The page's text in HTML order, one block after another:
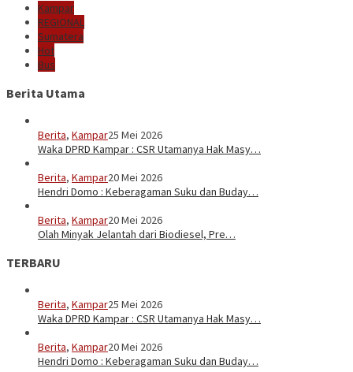
Kampar
REGIONAL
Sumatera
Hot
Bus
Berita Utama
Berita, Kampar25 Mei 2026
Waka DPRD Kampar : CSR Utamanya Hak Masy…
Berita, Kampar20 Mei 2026
Hendri Domo : Keberagaman Suku dan Buday…
Berita, Kampar20 Mei 2026
Olah Minyak Jelantah dari Biodiesel, Pre…
TERBARU
Berita, Kampar25 Mei 2026
Waka DPRD Kampar : CSR Utamanya Hak Masy…
Berita, Kampar20 Mei 2026
Hendri Domo : Keberagaman Suku dan Buday…